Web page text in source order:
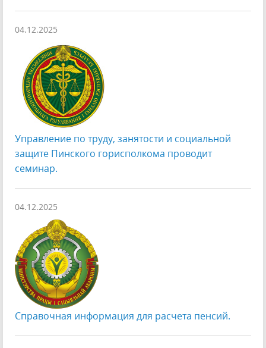
04.12.2025
Управление по труду, занятости и социальной
защите Пинского горисполкома проводит
семинар.
04.12.2025
Справочная информация для расчета пенсий.